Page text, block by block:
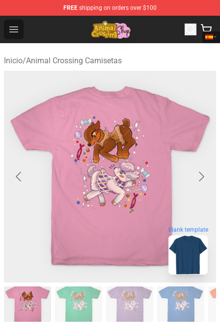
FREE shipping on orders over $100
Open menu
Animal Crossing Shop - Official Animal Crossing
Inicio/Animal Crossing Camisetas
blank template